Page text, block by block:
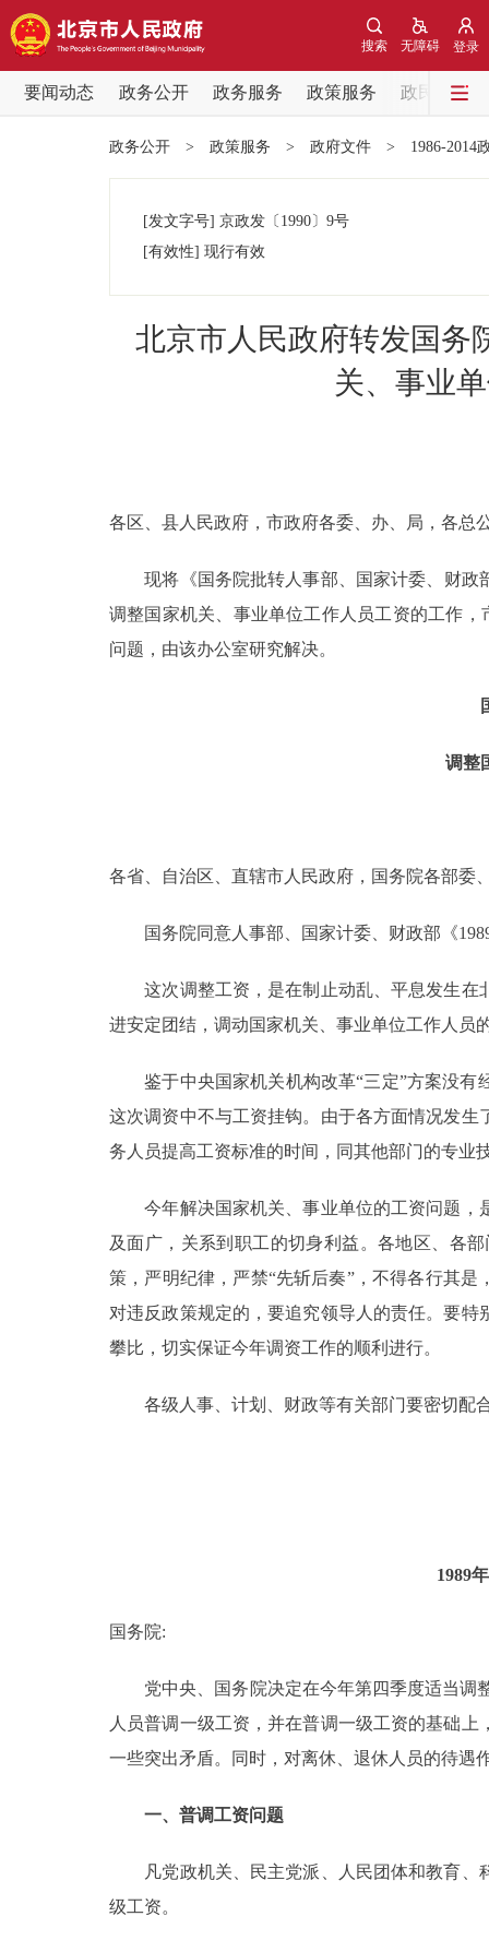
登录
无障碍
搜索
要闻动态 政务公开 政务服务 政策服务
政民互动
党中央精神
政务服务
个人服务
走进北京
北京概况
绿色北京
ENGLISH
DEUTSCH
政务公开 > 政策服务 > 政府文件 > 1986-2014
[发文字号] 京政发 〔1990〕 9号
[有效性] 现行有效
北京市人民政府转发国务
关、事业
各区、县人民政府，市政府各委、办、局，各总
现将《国务院批转人事部、国家计委、财政部
调整国家机关、事业单位工作人员工资的工作
问题，由该办公室研究解决。
调整
各省、自治区、直辖市人民政府，国务院各部委
国务院同意人事部、国家计委、财政部《
这次调整工资，是在制止动乱、平息发生在
进安定团结，调动国家机关、事业单位工作人员
鉴于中央国家机关机构改革“三定”方案没有
这次调资中不与工资挂钩。由于各方面情况发
务人员提高工资标准的时间，同其他部门的专业
今年解决国家机关、事业单位的工资问题，
及面广，关系到职工的切身利益。各地区、各
策，严明纪律，严禁“先斩后奏”，不得各行其
对违反政策规定的，要追究领导人的责任。要
攀比，切实保证今年调资工作的顺利进行。
各级人事、计划、财政等有关部门要密切配
1989
国务院:
党中央、国务院决定在今年第四季度适当调
人员普调一级工资，并在普调一级工资的基础
一些突出矛盾。同时，对离休、退休人员的待遇
一、普调工资问题
凡党政机关、民主党派、人民团体和教育、
级工资。